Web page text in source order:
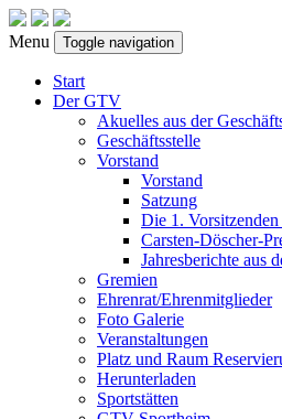
Menu Toggle navigation
Start
Der GTV
Akuelles aus der
Geschäftsstelle
Vorstand
Vorstand
Satzung
Die 1.
Carsten-Döscher-
Jahresberichte aus
Gremien
Ehrenrat/Ehrenmitglieder
Foto Galerie
Veranstaltungen
Platz und Raum
Herunterladen
Sportstätten